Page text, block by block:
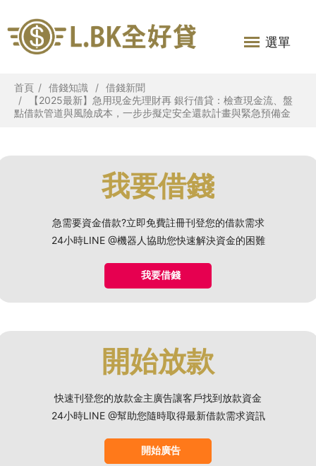
選單
首頁 借錢知識
借錢新聞
【2025最新】急用現金先理財再 銀行借貸：檢查現金流、盤
點借款管道與風險成本，一步步擬定安全還款計畫與緊急預備金
我要借錢
急需要資金借款?立即免費註冊刊登您的借款需求
24小時LINE @機器人協助您快速解決資金的困難
我要借錢
開始放款
快速刊登您的放款金主廣告讓客戶找到放款資金
24小時LINE @幫助您隨時取得最新借款需求資訊
開始廣告